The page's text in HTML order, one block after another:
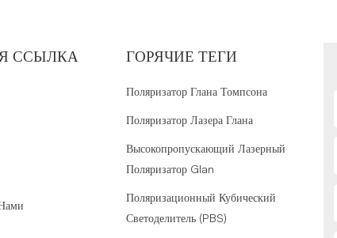
ССЫЛКА ГОРЯЧИЕ ТЕГИ
Поляризатор Глана Томпсона
Поляризатор Лазера Глана
Высокопропускающий Лазерный
Поляризатор Glan
Поляризационный Кубический
Светоделитель (PBS)